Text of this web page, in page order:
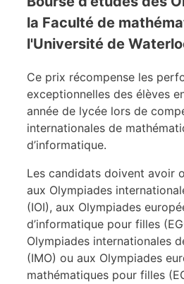
la Faculté de
l'Université de
Ce prix récompense les
exceptionnelles des élèves
année de lycée lors de
internationales de
d’informatique.
Les candidats doivent avoir
aux Olympiades
(IOI), aux Olympiades
d’informatique pour filles
Olympiades internationales
(IMO) ou aux Olympiades
mathématiques pour filles